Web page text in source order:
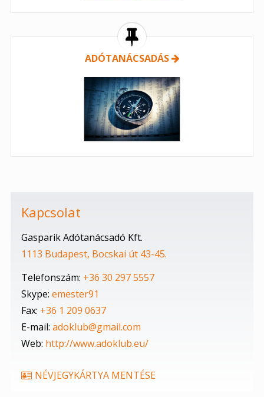
ADÓTANÁCSADÁS
Kapcsolat
Gasparik Adótanácsadó Kft.
1113 Budapest, Bocskai út 43-45.
Telefonszám: +36 30 297 5557
Skype: emester91
Fax: +36 1 209 0637
E-mail: adoklub@gmail.com
Web: http://www.adoklub.eu/
NÉVJEGYKÁRTYA MENTÉSE